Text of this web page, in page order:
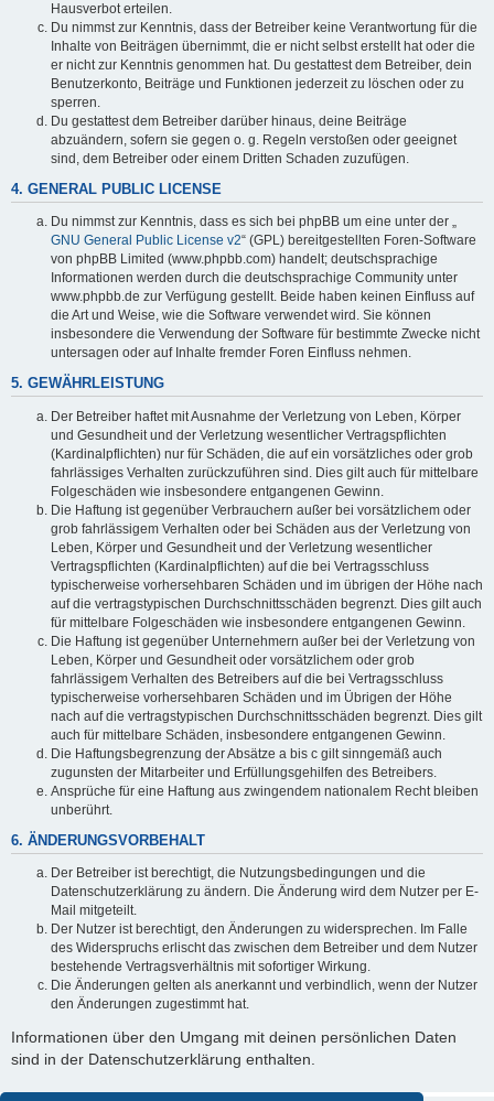
Hausverbot erteilen.
Du nimmst zur Kenntnis, dass der Betreiber keine Verantwortung für die
Inhalte von Beiträgen übernimmt, die er nicht selbst erstellt hat oder die
er nicht zur Kenntnis genommen hat. Du gestattest dem Betreiber, dein
Benutzerkonto, Beiträge und Funktionen jederzeit zu löschen oder zu
sperren.
Du gestattest dem Betreiber darüber hinaus, deine Beiträge
abzuändern, sofern sie gegen o. g. Regeln verstoßen oder geeignet
sind, dem Betreiber oder einem Dritten Schaden zuzufügen.
4. GENERAL PUBLIC LICENSE
Du nimmst zur Kenntnis, dass es sich bei phpBB um eine unter der „
GNU General Public License v2“ (GPL) bereitgestellten Foren-Software
von phpBB Limited (www.phpbb.com) handelt; deutschsprachige
Informationen werden durch die deutschsprachige Community unter
www.phpbb.de zur Verfügung gestellt. Beide haben keinen Einfluss auf
die Art und Weise, wie die Software verwendet wird. Sie können
insbesondere die Verwendung der Software für bestimmte Zwecke nicht
untersagen oder auf Inhalte fremder Foren Einfluss nehmen.
5. GEWÄHRLEISTUNG
Der Betreiber haftet mit Ausnahme der Verletzung von Leben, Körper
und Gesundheit und der Verletzung wesentlicher Vertragspflichten
(Kardinalpflichten) nur für Schäden, die auf ein vorsätzliches oder grob
fahrlässiges Verhalten zurückzuführen sind. Dies gilt auch für mittelbare
Folgeschäden wie insbesondere entgangenen Gewinn.
Die Haftung ist gegenüber Verbrauchern außer bei vorsätzlichem oder
grob fahrlässigem Verhalten oder bei Schäden aus der Verletzung von
Leben, Körper und Gesundheit und der Verletzung wesentlicher
Vertragspflichten (Kardinalpflichten) auf die bei Vertragsschluss
typischerweise vorhersehbaren Schäden und im übrigen der Höhe nach
auf die vertragstypischen Durchschnittsschäden begrenzt. Dies gilt auch
für mittelbare Folgeschäden wie insbesondere entgangenen Gewinn.
Die Haftung ist gegenüber Unternehmern außer bei der Verletzung von
Leben, Körper und Gesundheit oder vorsätzlichem oder grob
fahrlässigem Verhalten des Betreibers auf die bei Vertragsschluss
typischerweise vorhersehbaren Schäden und im Übrigen der Höhe
nach auf die vertragstypischen Durchschnittsschäden begrenzt. Dies gilt
auch für mittelbare Schäden, insbesondere entgangenen Gewinn.
Die Haftungsbegrenzung der Absätze a bis c gilt sinngemäß auch
zugunsten der Mitarbeiter und Erfüllungsgehilfen des Betreibers.
Ansprüche für eine Haftung aus zwingendem nationalem Recht bleiben
unberührt.
6. ÄNDERUNGSVORBEHALT
Der Betreiber ist berechtigt, die Nutzungsbedingungen und die
Datenschutzerklärung zu ändern. Die Änderung wird dem Nutzer per E-
Mail mitgeteilt.
Der Nutzer ist berechtigt, den Änderungen zu widersprechen. Im Falle
des Widerspruchs erlischt das zwischen dem Betreiber und dem Nutzer
bestehende Vertragsverhältnis mit sofortiger Wirkung.
Die Änderungen gelten als anerkannt und verbindlich, wenn der Nutzer
den Änderungen zugestimmt hat.
Informationen über den Umgang mit deinen persönlichen Daten
sind in der Datenschutzerklärung enthalten.